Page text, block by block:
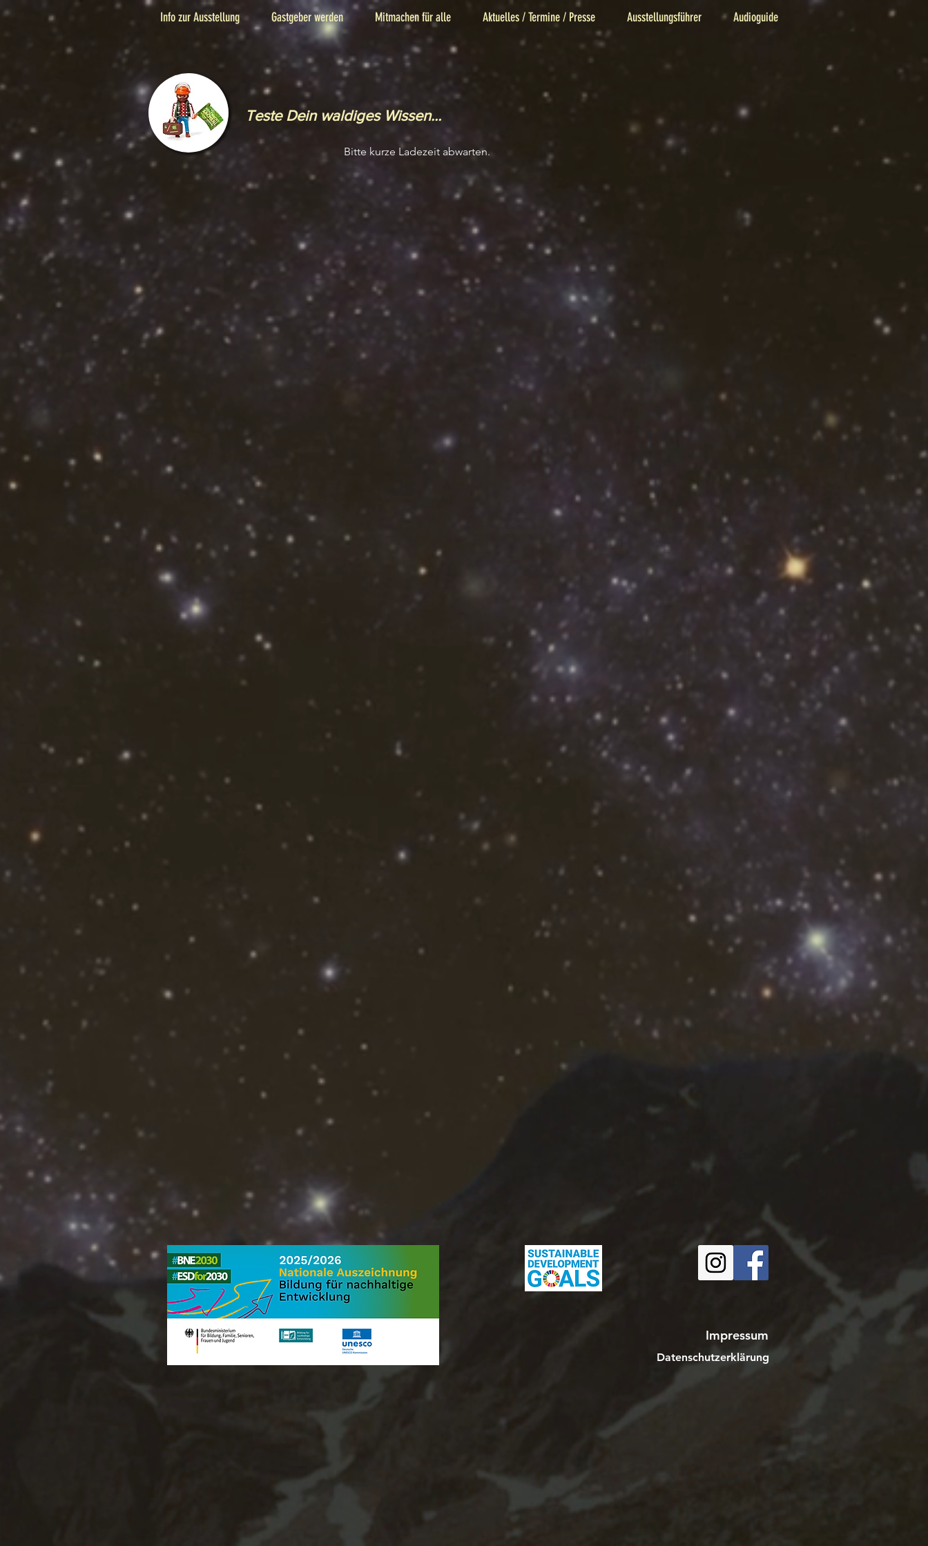
Info zur Ausstellung Gastgeber werden Mitmachen für alle Aktuelles / Termine / Presse Ausstellungsführer Audioguide
Teste Dein waldiges Wissen…
Bitte kurze Ladezeit abwarten.
Impressum
Datenschutzerklärung